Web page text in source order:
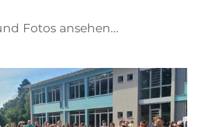
Fotos ansehen...